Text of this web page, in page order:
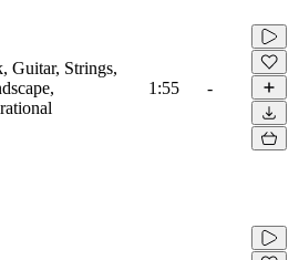
Guitar, Strings,
1:55 -